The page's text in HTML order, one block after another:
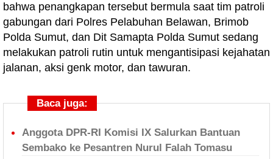
bahwa penangkapan tersebut bermula saat tim patroli
gabungan dari Polres Pelabuhan Belawan, Brimob
Polda Sumut, dan Dit Samapta Polda Sumut sedang
melakukan patroli rutin untuk mengantisipasi kejahatan
jalanan, aksi genk motor, dan tawuran.
Baca juga:
Anggota DPR-RI Komisi IX Salurkan Bantuan
Sembako ke Pesantren Nurul Falah Tomasu